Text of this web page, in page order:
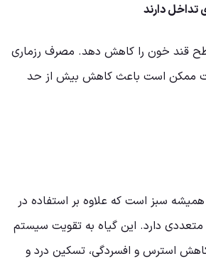
تداخل دارند
قند خون را کاهش دهد. مصرف رزماری
ممکن است باعث کاهش بیش از حد
سبز است که علاوه بر استفاده در
دارد. این گیاه به تقویت سیستم
کاهش استرس و افسردگی، تسکین درد و